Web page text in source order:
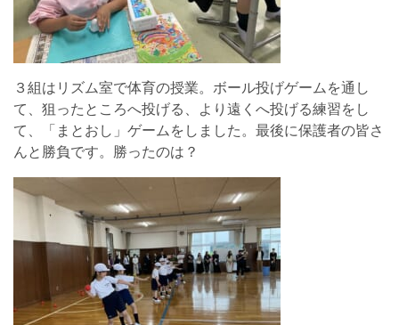
３組はリズム室で体育の授業。ボール投げゲームを通し
て、狙ったところへ投げる、より遠くへ投げる練習をし
て、「まとおし」ゲームをしました。最後に保護者の皆さ
んと勝負です。勝ったのは？